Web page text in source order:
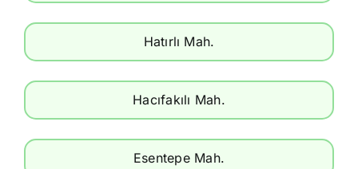
Hatırlı Mah.
Hacıfakılı Mah.
Esentepe Mah.